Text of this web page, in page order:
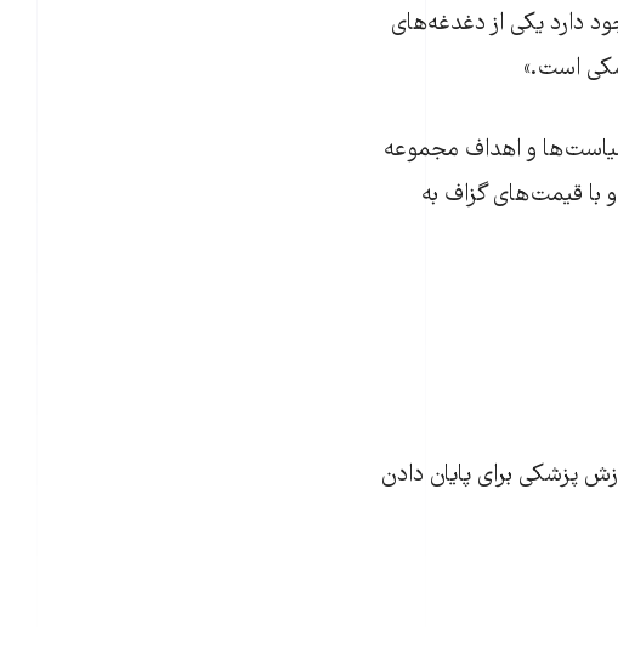
دارد يکی از دغدغه‌های
است.»
سياست‌ها و اهداف مجموعه
و با قيمت‌های گزاف به
پزشکی برای پايان دادن